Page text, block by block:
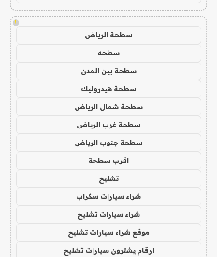
!
سطحة الرياض
سطحه
سطحة بين المدن
سطحة هيدروليك
سطحة شمال الرياض
سطحة غرب الرياض
سطحة جنوب الرياض
اقرب سطحة
تشليح
شراء سيارات سكراب
شراء سيارات تشليح
موقع شراء سيارات تشليح
ارقام يشترون سيارات تشليح